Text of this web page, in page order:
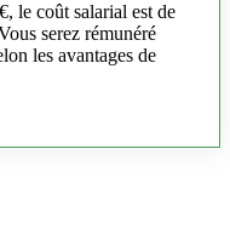
le coût salarial est de
serez rémunéré
les avantages de